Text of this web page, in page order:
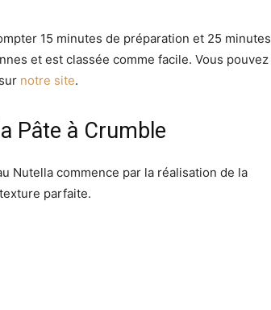
15 minutes de préparation et 25 minutes
et est classée comme facile. Vous pouvez
notre site.
Pâte à Crumble
Nutella commence par la réalisation de la
parfaite.